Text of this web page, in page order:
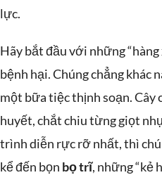
lực.
Hãy bắt đầu với những
bệnh hại. Chúng chẳng khác
một bữa tiệc thịnh soạn. Cây
huyết, chắt chiu từng giọt
trình diễn rực rỡ nhất, thì
kể đến bọn bọ trĩ, những “kẻ